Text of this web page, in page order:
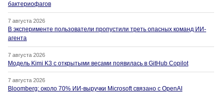
бактериофагов
7 августа 2026
В эксперименте пользователи пропустили треть опасных команд ИИ-
агента
7 августа 2026
Модель Kimi K3 с открытыми весами появилась в GitHub Copilot
7 августа 2026
Bloomberg: около 70% ИИ-выручки Microsoft связано с OpenAI